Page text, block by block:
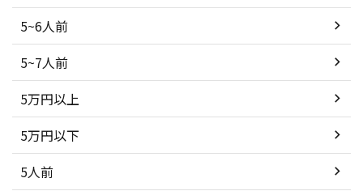
5~6人前
5~7人前
5万円以上
5万円以下
5人前